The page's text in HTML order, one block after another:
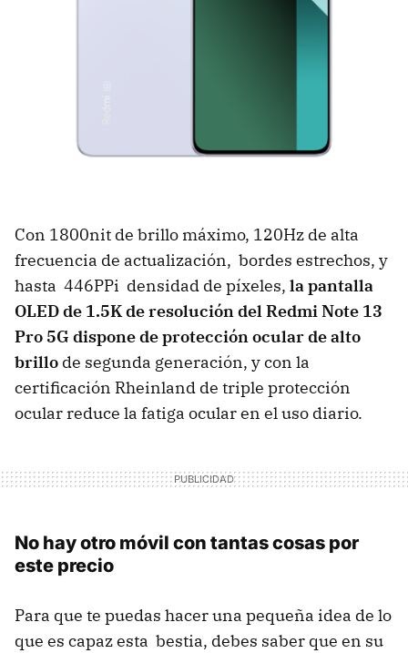
Con 1800nit de brillo máximo, 120Hz de alta
frecuencia de actualización, bordes estrechos, y
hasta 446PPi densidad de píxeles, la pantalla
OLED de 1.5K de resolución del Redmi Note 13
Pro 5G dispone de protección ocular de alto
brillo de segunda generación, y con la
certificación Rheinland de triple protección
ocular reduce la fatiga ocular en el uso diario.
No hay otro móvil con tantas cosas por
este precio
Para que te puedas hacer una pequeña idea de lo
que es capaz esta bestia, debes saber que en su